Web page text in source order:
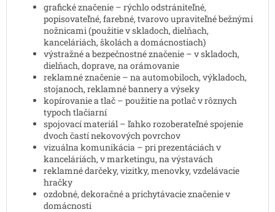
grafické značenie – rýchlo odstrániteľné,
popisovateľné, farebné, tvarovo upraviteľné bežnými
nožnicami (použitie v skladoch, dielňach,
kanceláriách, školách a domácnostiach)
výstražné a bezpečnostné značenie – v skladoch,
dielňach, doprave, na orámovanie
reklamné značenie – na automobiloch, výkladoch,
stojanoch, reklamné bannery a výseky
kopírovanie a tlač – použitie na potlač v rôznych
typoch tlačiarní
spojovací materiál – ľahko rozoberateľné spojenie
dvoch častí nekovových povrchov
vizuálna komunikácia – pri prezentáciách v
kanceláriách, v marketingu, na výstavách
reklamné darčeky, vizitky, menovky, vzdelávacie
hračky
ozdobné, dekoračné a prichytávacie značenie v
domácnosti